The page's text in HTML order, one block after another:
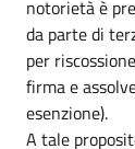
notorietà è
da parte di
per
firma e
esenzione).
A tale